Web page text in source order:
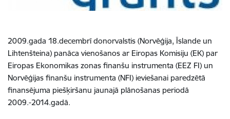
2009.gada 18.decembrī donorvalstis (Norvēģija, Īslande un
Lihtenšteina) panāca vienošanos ar Eiropas Komisiju (EK) par
Eiropas Ekonomikas zonas finanšu instrumenta (EEZ FI) un
Norvēģijas finanšu instrumenta (NFI) ieviešanai paredzētā
finansējuma piešķiršanu jaunajā plānošanas periodā
2009.-2014.gadā.